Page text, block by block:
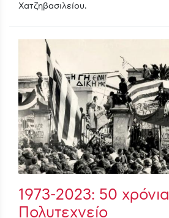
Χατζηβασιλείου.
1973-2023: 50 χρόνια
Πολυτεχνείο